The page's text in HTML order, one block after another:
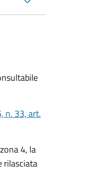
n. 33, art.
4, la
rilasciata